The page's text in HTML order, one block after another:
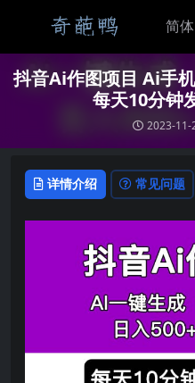
抖音Ai作图项目 Ai手
每天10分钟
2023-11-
详情介绍 常见问题